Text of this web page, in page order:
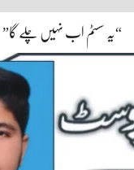
“یہ سسٹم اب نہیں چلے گا”